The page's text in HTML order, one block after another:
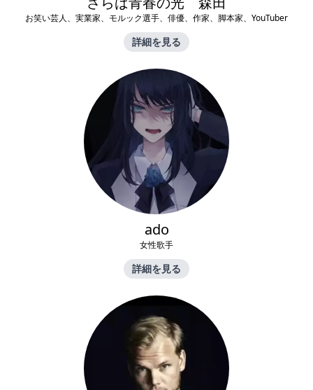
お笑い芸人、実業家、モルック選手、俳優、作家、脚本家、YouTuber
詳細を見る
ado
女性歌手
詳細を見る